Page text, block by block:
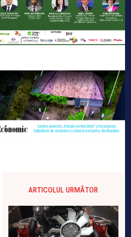
ARTICOLUL URMĂTOR